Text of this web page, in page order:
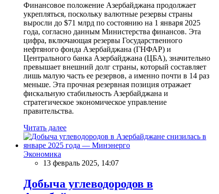
Финансовое положение Азербайджана продолжает
укрепляться, поскольку валютные резервы страны
выросли до $71 млрд по состоянию на 1 января 2025
года, согласно данным Министерства финансов. Эта
цифра, включающая резервы Государственного
нефтяного фонда Азербайджана (ГНФАР) и
Центрального банка Азербайджана (ЦБА), значительно
превышает внешний долг страны, который составляет
лишь малую часть ее резервов, а именно почти в 14 раз
меньше. Эта прочная резервная позиция отражает
фискальную стабильность Азербайджана и
стратегическое экономическое управление
правительства.
Читать далее
Экономика
13 февраль 2025, 14:07
Добыча углеводородов в